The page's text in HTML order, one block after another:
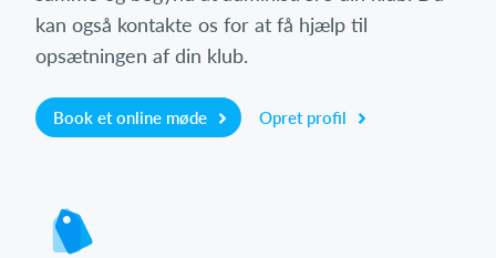
kan også kontakte os for at få hjælp til
opsætningen af din klub.
Book et online møde Opret profil